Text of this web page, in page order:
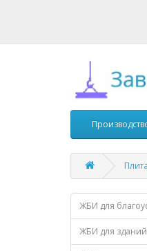
ЖБИ для
ЖБИ для